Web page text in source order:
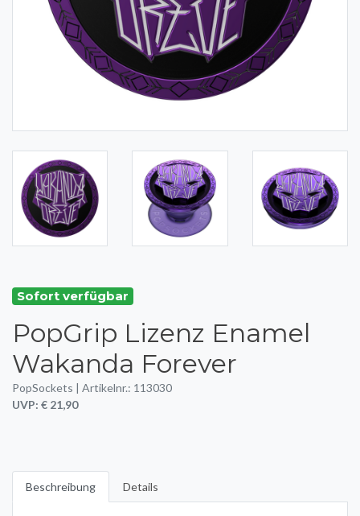
Sofort verfügbar
PopGrip Lizenz Enamel
Wakanda Forever
PopSockets | Artikelnr.: 113030
UVP: € 21,90
Beschreibung Details